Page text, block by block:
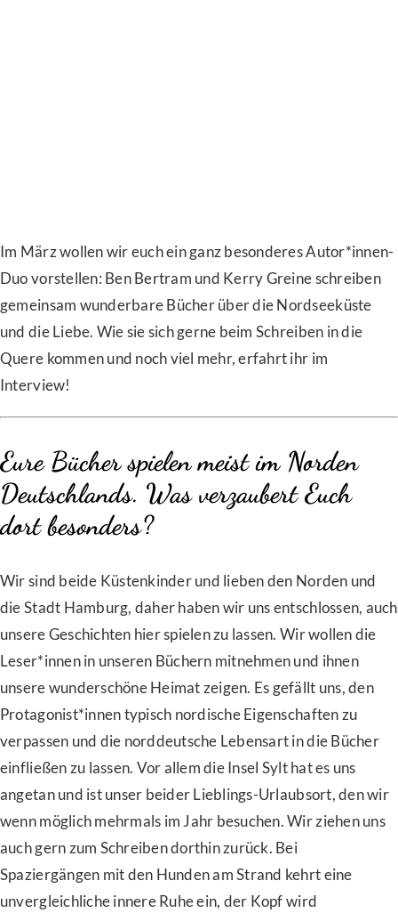
Im März wollen wir euch ein ganz besonderes Autor*innen-
Duo vorstellen: Ben Bertram und Kerry Greine schreiben
gemeinsam wunderbare Bücher über die Nordseeküste
und die Liebe. Wie sie sich gerne beim Schreiben in die
Quere kommen und noch viel mehr, erfahrt ihr im
Interview!
Eure Bücher spielen meist im Norden
Deutschlands. Was verzaubert Euch
dort besonders?
Wir sind beide Küstenkinder und lieben den Norden und
die Stadt Hamburg, daher haben wir uns entschlossen, auch
unsere Geschichten hier spielen zu lassen. Wir wollen die
Leser*innen in unseren Büchern mitnehmen und ihnen
unsere wunderschöne Heimat zeigen. Es gefällt uns, den
Protagonist*innen typisch nordische Eigenschaften zu
verpassen und die norddeutsche Lebensart in die Bücher
einfließen zu lassen. Vor allem die Insel Sylt hat es uns
angetan und ist unser beider Lieblings-Urlaubsort, den wir
wenn möglich mehrmals im Jahr besuchen. Wir ziehen uns
auch gern zum Schreiben dorthin zurück. Bei
Spaziergängen mit den Hunden am Strand kehrt eine
unvergleichliche innere Ruhe ein, der Kopf wird